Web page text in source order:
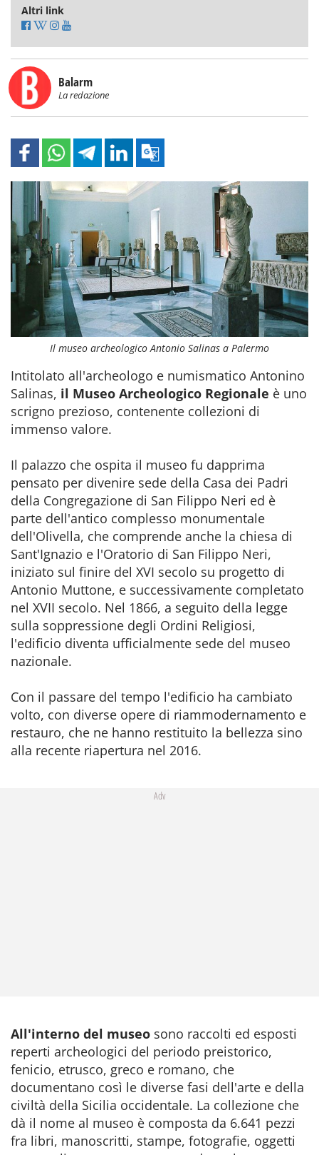
Altri link
Balarm
La redazione
Il museo archeologico Antonio Salinas a Palermo
Intitolato all'archeologo e numismatico Antonino
Salinas, il Museo Archeologico Regionale è uno
scrigno prezioso, contenente collezioni di
immenso valore.
Il palazzo che ospita il museo fu dapprima
pensato per divenire sede della Casa dei Padri
della Congregazione di San Filippo Neri ed è
parte dell'antico complesso monumentale
dell'Olivella, che comprende anche la chiesa di
Sant'Ignazio e l'Oratorio di San Filippo Neri,
iniziato sul finire del XVI secolo su progetto di
Antonio Muttone, e successivamente completato
nel XVII secolo. Nel 1866, a seguito della legge
sulla soppressione degli Ordini Religiosi,
l'edificio diventa ufficialmente sede del museo
nazionale.
Con il passare del tempo l'edificio ha cambiato
volto, con diverse opere di riammodernamento e
restauro, che ne hanno restituito la bellezza sino
alla recente riapertura nel 2016.
Adv
All'interno del museo sono raccolti ed esposti
reperti archeologici del periodo preistorico,
fenicio, etrusco, greco e romano, che
documentano così le diverse fasi dell'arte e della
civiltà della Sicilia occidentale. La collezione che
dà il nome al museo è composta da 6.641 pezzi
fra libri, manoscritti, stampe, fotografie, oggetti